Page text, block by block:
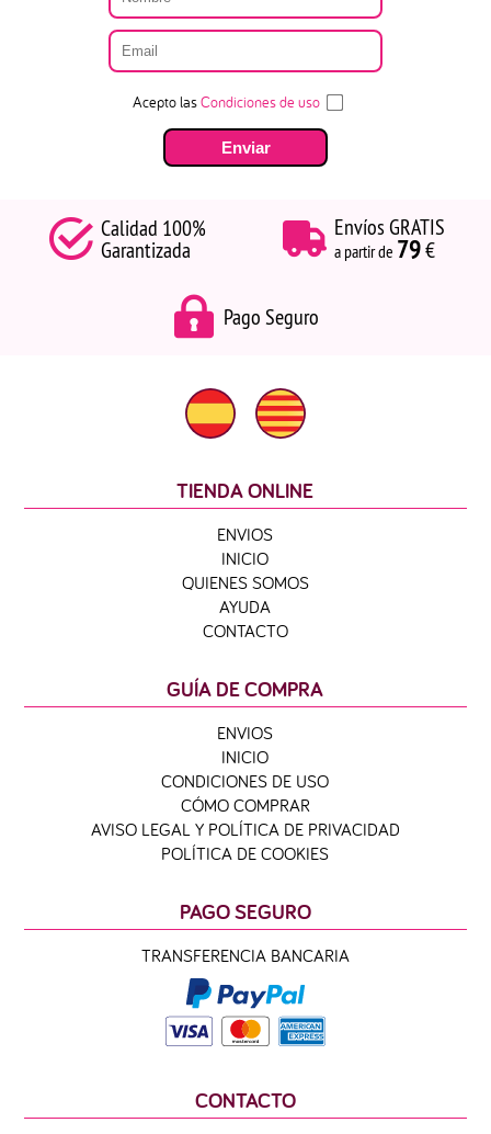
Acepto lasCondiciones de uso
Calidad 100%
Garantizada
Envíos GRATIS
a partir de 79€
Pago Seguro
TIENDA ONLINE
ENVIOS
INICIO
QUIENES SOMOS
AYUDA
CONTACTO
GUÍA DE COMPRA
ENVIOS
INICIO
CONDICIONES DE USO
CÓMO COMPRAR
AVISO LEGAL Y POLÍTICA DE PRIVACIDAD
POLÍTICA DE COOKIES
PAGO SEGURO
TRANSFERENCIA BANCARIA
CONTACTO